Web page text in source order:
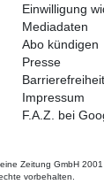
Einwilligung
Mediadaten
Abo kündigen
Presse
Impressum
F.A.Z. bei
Zeitung GmbH
vorbehalten.